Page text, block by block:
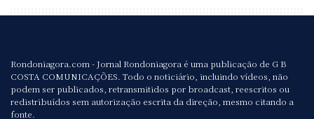
Rondoniagora.com - Jornal Rondoniagora é uma publicação de G B
COSTA COMUNICAÇÕES. Todo o noticiário, incluindo vídeos, não
podem ser publicados, retransmitidos por broadcast, reescritos ou
redistribuídos sem autorização escrita da direção, mesmo citando a
fonte.